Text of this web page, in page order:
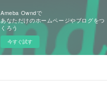
Ameba Owndで
あなただけのホームページやブログをつ
くろう
今すぐ試す